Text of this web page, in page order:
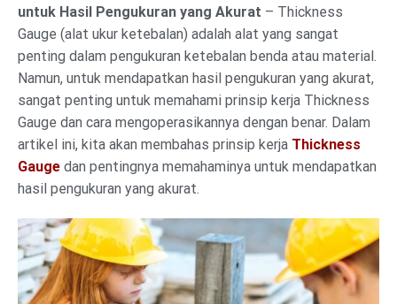
untuk Hasil Pengukuran yang Akurat – Thickness
Gauge (alat ukur ketebalan) adalah alat yang sangat
penting dalam pengukuran ketebalan benda atau material.
Namun, untuk mendapatkan hasil pengukuran yang akurat,
sangat penting untuk memahami prinsip kerja Thickness
Gauge dan cara mengoperasikannya dengan benar. Dalam
artikel ini, kita akan membahas prinsip kerja Thickness
Gauge dan pentingnya memahaminya untuk mendapatkan
hasil pengukuran yang akurat.